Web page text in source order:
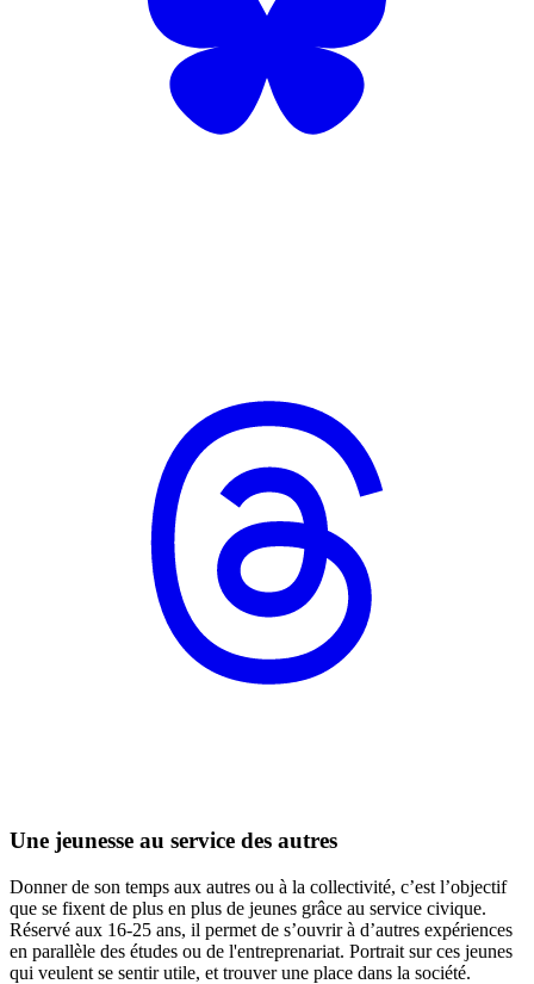
Une jeunesse au service des autres
Donner de son temps aux autres ou à la collectivité, c’est l’objectif
que se fixent de plus en plus de jeunes grâce au service civique.
Réservé aux 16-25 ans, il permet de s’ouvrir à d’autres expériences
en parallèle des études ou de l'entreprenariat. Portrait sur ces jeunes
qui veulent se sentir utile, et trouver une place dans la société.